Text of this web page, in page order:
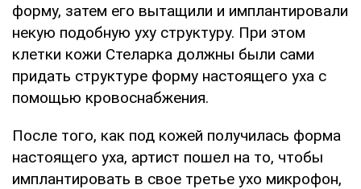
форму, затем его вытащили и имплантировали
некую подобную уху структуру. При этом
клетки кожи Стеларка должны были сами
придать структуре форму настоящего уха с
помощью кровоснабжения.
После того, как под кожей получилась форма
настоящего уха, артист пошел на то, чтобы
имплантировать в свое третье ухо микрофон,